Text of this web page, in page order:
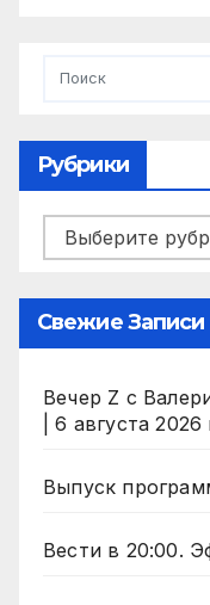
Рубрики
Рубрики
Свежие Записи
Вечер Z с
| 6 августа 2026
Выпуск
Вести в 20:00.